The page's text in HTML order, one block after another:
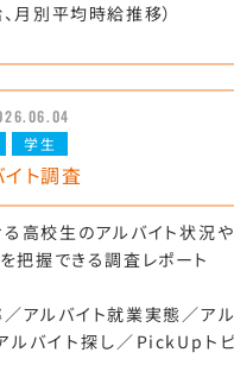
月別平均時給推移）
学生
ト調査
高校生のアルバイト状況
把握できる調査レポート
アルバイト就業実態／ア
ルバイト探し／PickUpト